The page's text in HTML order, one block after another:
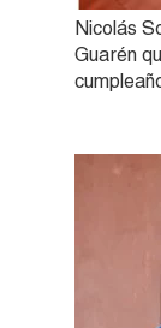
Nicolás
Guarén